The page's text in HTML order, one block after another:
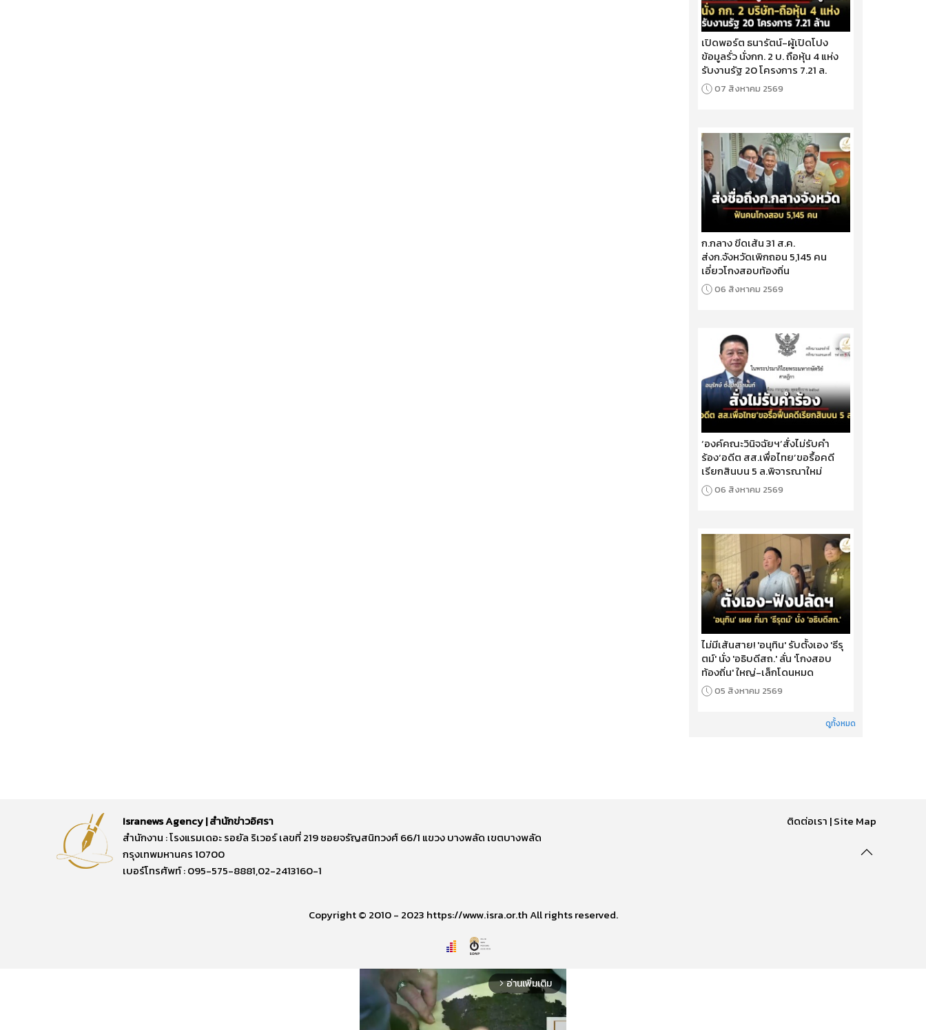
เปิดพอร์ต ธนารัตน์-ผู้เปิดโปง
ข้อมูลรั่ว นั่งกก. 2 บ. ถือหุ้น 4 แห่ง
รับงานรัฐ 20 โครงการ 7.21 ล.
07 สิงหาคม 2569
ก.กลาง ขีดเส้น 31 ส.ค.
ส่งก.จังหวัดเพิกถอน 5,145 คน
เอี่ยวโกงสอบท้องถิ่น
06 สิงหาคม 2569
‘องค์คณะวินิจฉัยฯ’สั่งไม่รับคำ
ร้อง‘อดีต สส.เพื่อไทย’ขอรื้อคดี
เรียกสินบน 5 ล.พิจารณาใหม่
06 สิงหาคม 2569
ไม่มีเส้นสาย! 'อนุทิน' รับตั้งเอง 'ธีรุ
ตม์' นั่ง 'อธิบดีสถ.' ลั่น 'โกงสอบ
ท้องถิ่น' ใหญ่-เล็กโดนหมด
05 สิงหาคม 2569
ดูทั้งหมด
Isranews Agency | สำนักข่าวอิศรา
สำนักงาน : โรงแรมเดอะ รอยัล ริเวอร์ เลขที่ 219 ซอยจรัญสนิทวงศ์ 66/1 แขวง บางพลัด เขตบางพลัด
กรุงเทพมหานคร 10700
เบอร์โทรศัพท์ : 095-575-8881,02-2413160-1
ติดต่อเรา |Site Map
Copyright © 2010 - 2023 https://www.isra.or.th All rights reserved.
arrow_forward_ios อ่านเพิ่มเติม